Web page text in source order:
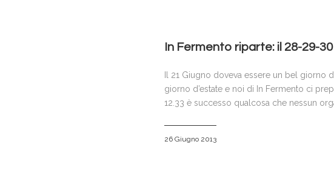
In Fermento riparte: il 28-29-
Il 21 Giugno doveva essere un bel giorno
giorno d’estate e noi di In Fermento ci
12.33 è successo qualcosa che nessun
26 Giugno 2013